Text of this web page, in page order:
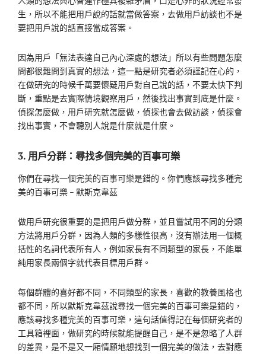
生，所以不能把用戶說的話就當做答案，去做用戶訪談也不是
要把用戶說的話直接當成答案。
因為用戶「無法表達自己內心深處的想法」所以有些問題怎麼
問都很難問到真實的想法，這一點是研究者必須謹記在心的，
在做研究的時候千萬要懷疑用戶對自己說的話，不要太快下判
斷，重點是去實際情境觀察用戶，然後找出事實到底是什麼。
偵探怎麼做，用戶研究就怎麼做，偵探也會去做訪談，偵探會
找出事實，不會聽別人說是什麼就是什麼。
3. 用戶分群：尋找多個完美的百事可樂
你們在尋找一個完美的百事可樂是錯的。你們應該尋找多種完
美的百事可樂 – 默斯克韋茲
做用戶研究很重要的是把用戶做分群，並且嘗試用不同的分類
方法將用戶分群，因為人類的多樣性很高，沒有辦法用一個概
括性的名詞代表所有人，例如家長有不同類型的家長，不能單
純用家長兩個字就代表目標用戶群。
每個群體的喜好都不同，不同類型的家長，喜歡的教養風格也
都不同，所以默斯克韋茲說尋找一個完美的百事可樂是錯的，
應該尋找多種完美的百事可樂，這句話值得記在每個研究者的
工具箱裡面，做研究的時候就能提醒自己，是不是忽略了人群
的差異，是不是又一廂情願地想找到一個完美的做法，去對應